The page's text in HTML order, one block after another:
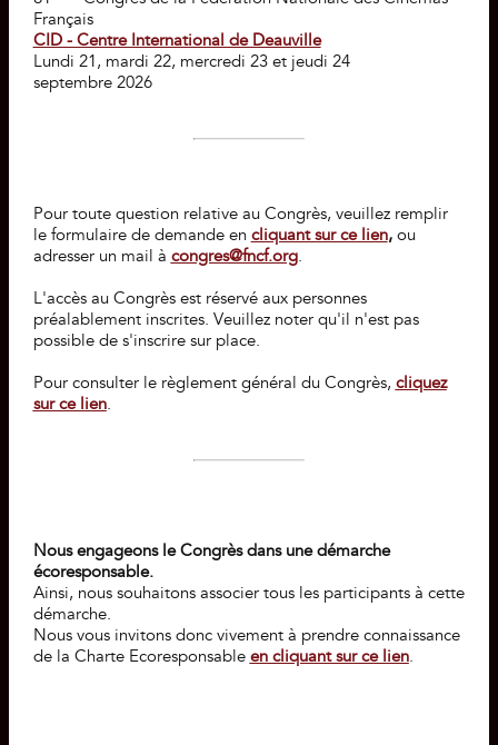
Français
CID - Centre International de Deauville
Lundi 21, mardi 22, mercredi 23 et jeudi 24
septembre 2026
Pour toute question relative au Congrès, veuillez remplir
le formulaire de demande en cliquant sur ce lien, ou
adresser un mail à congres@fncf.org.
L'accès au Congrès est réservé aux personnes
préalablement inscrites. Veuillez noter qu'il n'est pas
possible de s'inscrire sur place.
Pour consulter le règlement général du Congrès, cliquez
sur ce lien.
Nous engageons le Congrès dans une démarche
écoresponsable.
Ainsi, nous souhaitons associer tous les participants à cette
démarche.
Nous vous invitons donc vivement à prendre connaissance
de la Charte Ecoresponsable en cliquant sur ce lien.